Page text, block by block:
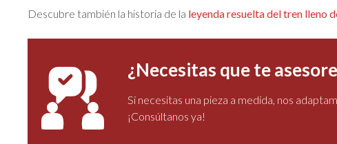
Descubre también la historia de la leyenda resuelta del tren lleno
¿Necesitas que te
Si necesitas una pieza a medida, nos
¡Consúltanos ya!